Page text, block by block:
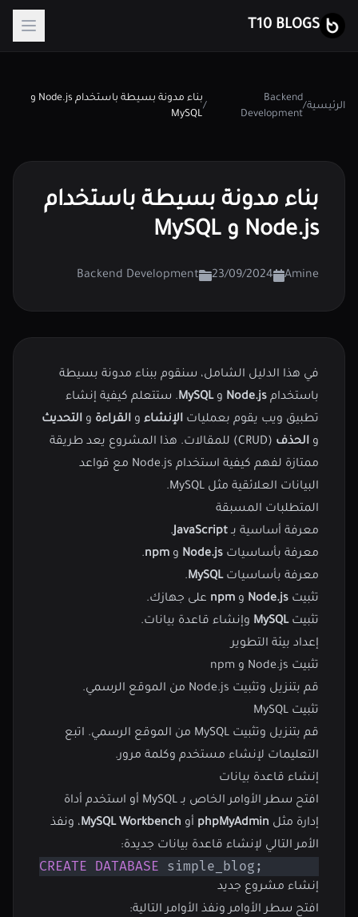
T10 BLOGS
الرئيسية/
Backend
Development
/
بناء مدونة بسيطة باستخدام Node.js و
MySQL
بناء مدونة بسيطة باستخدام
Node.js و MySQL
Amine
23/09/2024
Backend Development
في هذا الدليل الشامل، سنقوم ببناء مدونة بسيطة
باستخدام Node.js وMySQL. ستتعلم كيفية إنشاء
تطبيق ويب يقوم بعمليات الإنشاء و القراءة و التحديث
و الحذف
(CRUD) للمقالات. هذا المشروع يعد طريقة
ممتازة لفهم كيفية استخدام Node.js مع قواعد
البيانات العلائقية مثل MySQL.
المتطلبات المسبقة
معرفة أساسية بـJavaScript
.
معرفة بأساسيات Node.js و npm
.
معرفة بأساسياتMySQL
.
تثبيت Node.js و npm على جهازك.
تثبيتMySQL وإنشاء قاعدة بيانات.
إعداد بيئة التطوير
تثبيت Node.js و npm
قم بتنزيل وتثبيت Node.js من
الموقع الرسمي.
تثبيت MySQL
قم بتنزيل وتثبيت MySQL من
الموقع الرسمي. اتبع
التعليمات لإنشاء مستخدم وكلمة مرور.
إنشاء قاعدة بيانات
افتح سطر الأوامر الخاص بـ MySQL أو استخدم أداة
إدارة مثل phpMyAdmin أو MySQL Workbench، ونفذ
الأمر التالي لإنشاء قاعدة بيانات جديدة:
CREATE DATABASE simple_blog ;
إنشاء مشروع جديد
افتح سطر الأوامر ونفذ الأوامر التالية: